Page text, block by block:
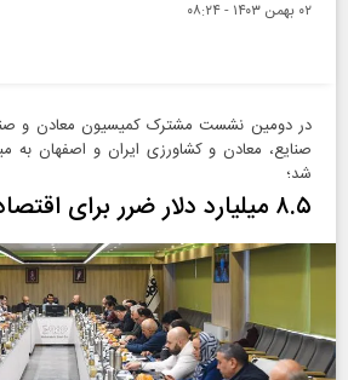
۰۲ بهمن ۱۴۰۳ - ۰۸:۲۴
در دومین نشست مشترک کمیسیون معادن و
صنایع، معادن و کشاورزی ایران و اصفهان به
شد؛
۸.۵ میلیارد دلار ضرر برای اقتصاد کشور